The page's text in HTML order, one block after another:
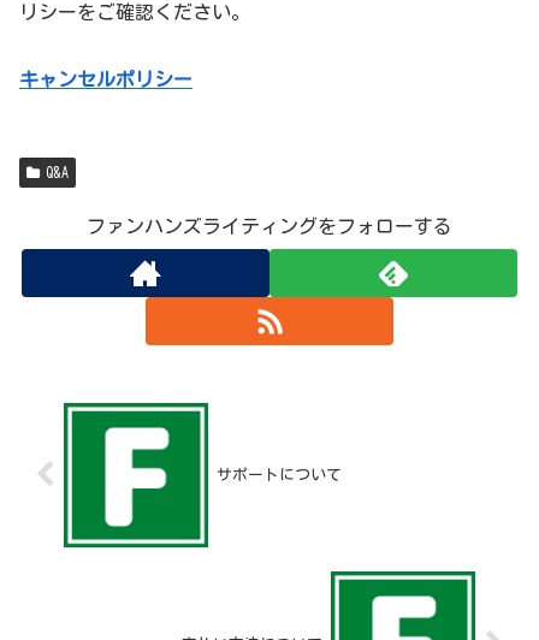
リシーをご確認ください。
キャンセルポリシー
Q&A
ファンハンズライティングをフォローする
サポートについて